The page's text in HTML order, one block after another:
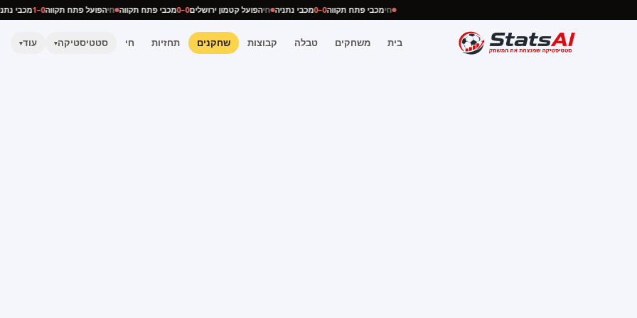
חימכבי פתח תקווה0–0 מכבי נתניה חיהפועל קטמון ירושלים0–0 מכבי פתח תקווה חיהפועל פתח תקווה0–1 מכבי
בית משחקים טבלה קבוצות שחקנים תחזיות חי סטטיסטיקה▾ עוד▾